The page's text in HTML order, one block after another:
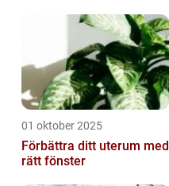
01 oktober 2025
Förbättra ditt uterum med
rätt fönster